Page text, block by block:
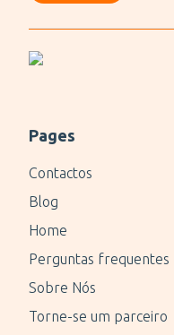
Pages
Contactos
Blog
Home
Perguntas frequentes
Sobre Nós
Torne-se um parceiro